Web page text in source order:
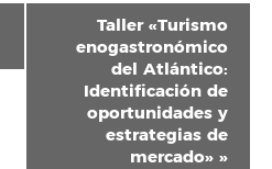
Taller «Turismo
enogastronómico
del Atlántico:
Identificación de
oportunidades y
estrategias de
mercado» »